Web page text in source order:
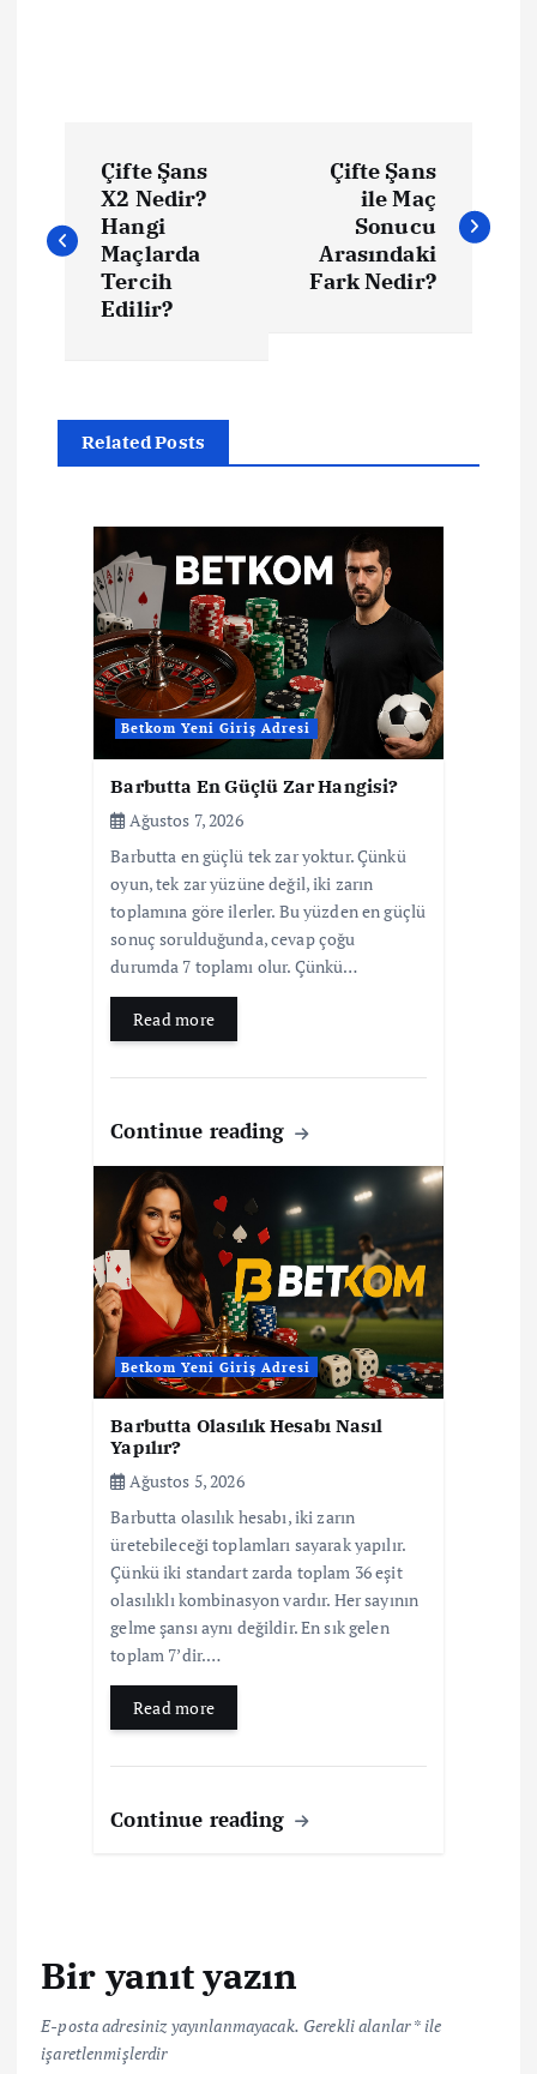
a
z
Çifte Şans
X2 Nedir?
Hangi
Maçlarda
Tercih
Edilir?
Çifte Şans
ile Maç
Sonucu
Arasındaki
Fark Nedir?
Related Posts
Betkom Yeni Giriş Adresi
Barbutta En Güçlü Zar Hangisi?
Ağustos 7, 2026
Barbutta en güçlü tek zar yoktur. Çünkü
oyun, tek zar yüzüne değil, iki zarın
toplamına göre ilerler. Bu yüzden en güçlü
sonuç sorulduğunda, cevap çoğu
durumda 7 toplamı olur. Çünkü…
Read more
Continue reading
Betkom Yeni Giriş Adresi
Barbutta Olasılık Hesabı Nasıl
Yapılır?
Ağustos 5, 2026
Barbutta olasılık hesabı, iki zarın
üretebileceği toplamları sayarak yapılır.
Çünkü iki standart zarda toplam 36 eşit
olasılıklı kombinasyon vardır. Her sayının
gelme şansı aynı değildir. En sık gelen
toplam 7’dir.…
Read more
Continue reading
Bir yanıt yazın
E-posta adresiniz yayınlanmayacak. Gerekli alanlar*ile
işaretlenmişlerdir